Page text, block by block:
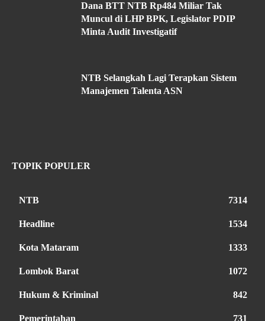
Dana BTT NTB Rp484 Miliar Tak
Muncul di LHP BPK, Legislator PDIP
Minta Audit Investigatif
NTB Selangkah Lagi Terapkan Sistem
Manajemen Talenta ASN
TOPIK POPULER
NTB 7314
Headline 1534
Kota Mataram 1333
Lombok Barat 1072
Hukum & Kriminal 842
Pemerintahan 731